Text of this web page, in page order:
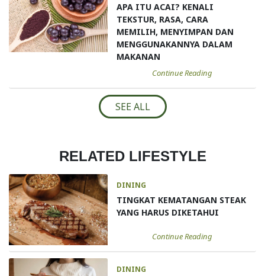
APA ITU ACAI? KENALI
TEKSTUR, RASA, CARA
MEMILIH, MENYIMPAN DAN
MENGGUNAKANNYA DALAM
MAKANAN
Continue Reading
SEE ALL
RELATED LIFESTYLE
DINING
TINGKAT KEMATANGAN STEAK
YANG HARUS DIKETAHUI
Continue Reading
DINING